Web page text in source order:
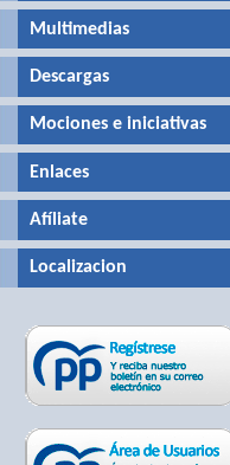
Multimedias
Descargas
Mociones e iniciativas
Enlaces
Afíliate
Localizacion